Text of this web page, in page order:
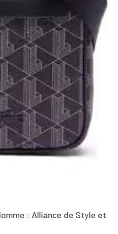
: Alliance de Style et